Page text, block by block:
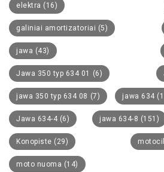
elektra (16)
galiniai amortizatoriai (5)
jawa (43)
Jawa 350 typ 634 01 (6)
jawa 350 typ 634 08 (7) jawa 634
Jawa 634-4 (6) jawa 634-8 (151)
Konopiste (29)
moto nuoma (14)